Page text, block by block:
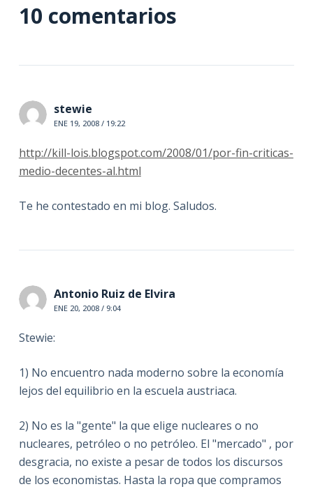
10 comentarios
stewie
ENE 19, 2008 / 19:22
http://kill-lois.blogspot.com/2008/01/por-fin-criticas-
medio-decentes-al.html
Te he contestado en mi blog. Saludos.
Antonio Ruiz de Elvira
ENE 20, 2008 / 9:04
Stewie:
1) No encuentro nada moderno sobre la economía
lejos del equilibrio en la escuela austriaca.
2) No es la "gente" la que elige nucleares o no
nucleares, petróleo o no petróleo. El "mercado" , por
desgracia, no existe a pesar de todos los discursos
de los economistas. Hasta la ropa que compramos